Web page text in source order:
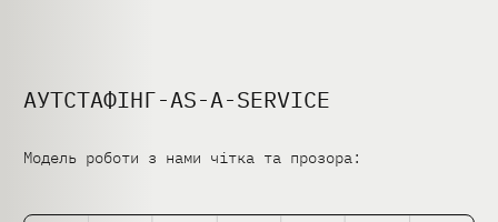
АУТСТАФІНГ-AS-A-SERVICE
Модель роботи з нами чітка та прозора: